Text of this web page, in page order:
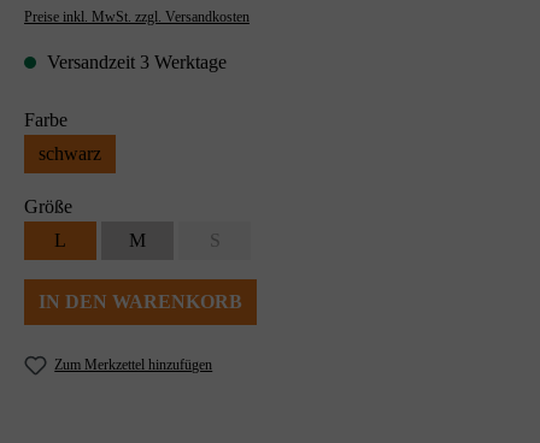
Preise inkl. MwSt. zzgl. Versandkosten
Versandzeit 3 Werktage
Farbe
schwarz
Größe
L
M S
IN DEN WARENKORB
Zum Merkzettel hinzufügen